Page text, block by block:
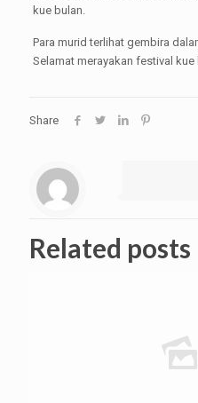
kue bulan.
Para murid terlihat gembira
Selamat merayakan festival kue
Share
Related posts